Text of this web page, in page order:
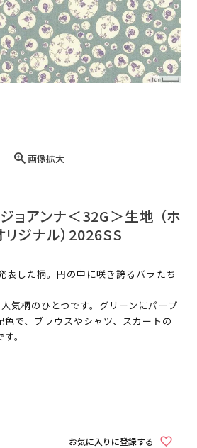
画像拡大
ジョアンナ＜32G＞生地 （ホ
ジナル）2026SS
表した柄。円の中に咲き誇るバラたち
気柄のひとつです。グリーンにパープ
で、ブラウスやシャツ、スカートの
。
お気に入りに登録する